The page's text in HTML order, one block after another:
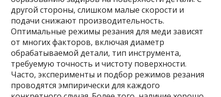
другой стороны, слишком малые скорости и
подачи снижают производительность.
Оптимальные режимы резания для меди зависят
от многих факторов, включая диаметр
обрабатываемой детали, тип инструмента,
требуемую точность и чистоту поверхности.
Часто, эксперименты и подбор режимов резания
проводятся эмпирически для каждого